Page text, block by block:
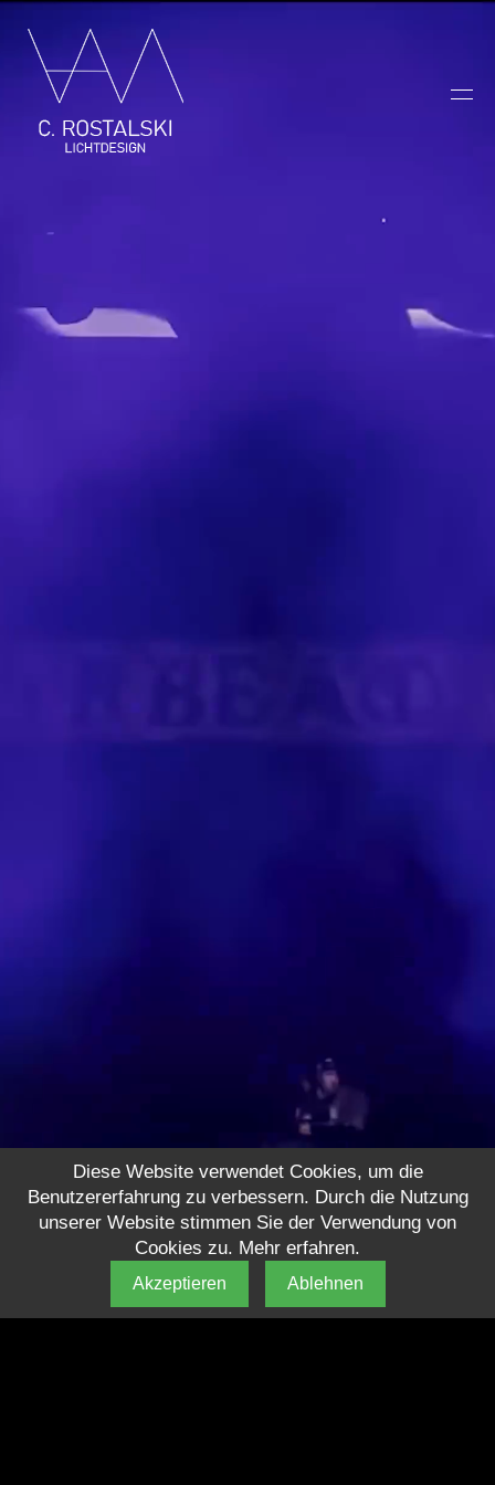
Diese Website verwendet Cookies, um die
Benutzererfahrung zu verbessern. Durch die Nutzung
unserer Website stimmen Sie der Verwendung von
Cookies zu. Mehr erfahren.
Akzeptieren Ablehnen